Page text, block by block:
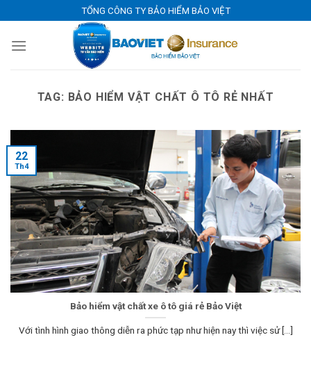
to
content
TỔNG CÔNG TY BẢO HIỂM BẢO VIỆT
TAG: BẢO HIỂM VẬT CHẤT Ô TÔ RẺ NHẤT
Bảo hiểm vật chất xe ô tô giá rẻ Bảo Việt
Với tình hình giao thông diễn ra phức tạp như hiện nay thì việc sử [...]
22
Th4